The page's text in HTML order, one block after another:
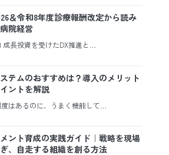
＆令和8年度診療報酬改定から読み
院経営
成長投資を受けたDX推進と…
テムのおすすめは？導入のメリット
ントを解説
度はあるのに、うまく機能して…
ント育成の実践ガイド｜戦略を現場
、自走する組織を創る方法